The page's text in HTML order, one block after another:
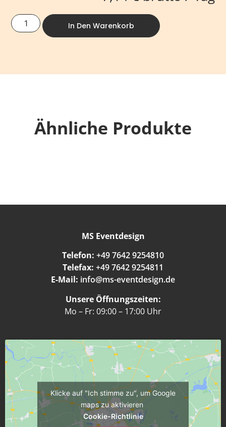
In Den Warenkorb
Ähnliche Produkte
MS Eventdesign
Telefon: +49 7642 9254810
Telefax: +49 7642 9254811
E-Mail: info@ms-eventdesign.de
Unsere Öffnungszeiten:
Mo – Fr: 09:00 – 17:00 Uhr
Klicke auf "Ich stimme zu", um Google
maps zu aktivieren
Cookie-Richtlinie